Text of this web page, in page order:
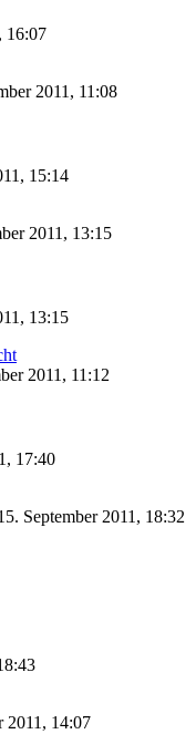
16:07
2011, 11:08
15:14
2011, 13:15
13:15
2011, 11:12
17:40
September 2011, 18:32
2011, 14:07